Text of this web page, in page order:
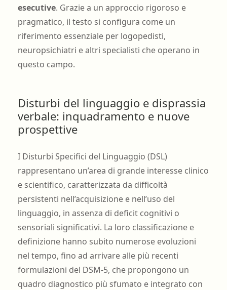
esecutive. Grazie a un approccio rigoroso e
pragmatico, il testo si configura come un
riferimento essenziale per logopedisti,
neuropsichiatri e altri specialisti che operano in
questo campo.
Disturbi del linguaggio e disprassia
verbale: inquadramento e nuove
prospettive
I Disturbi Specifici del Linguaggio (DSL)
rappresentano un’area di grande interesse clinico
e scientifico, caratterizzata da difficoltà
persistenti nell’acquisizione e nell’uso del
linguaggio, in assenza di deficit cognitivi o
sensoriali significativi. La loro classificazione e
definizione hanno subito numerose evoluzioni
nel tempo, fino ad arrivare alle più recenti
formulazioni del DSM-5, che propongono un
quadro diagnostico più sfumato e integrato con